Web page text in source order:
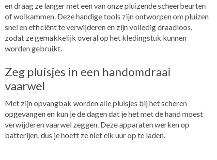
en draag ze langer met een van onze pluizende scheerbeurten
of wolkammen. Deze handige tools zijn ontworpen om pluizen
snel en efficiënt te verwijderen en zijn volledig draadloos,
zodat ze gemakkelijk overal op het kledingstuk kunnen
worden gebruikt.
Zeg pluisjes in een handomdraai
vaarwel
Met zijn opvangbak worden alle pluisjes bij het scheren
opgevangen en kun je de dagen dat je het met de hand moest
verwijderen vaarwel zeggen. Deze apparaten werken op
batterijen, dus je hoeft ze niet elk uur op te laden.